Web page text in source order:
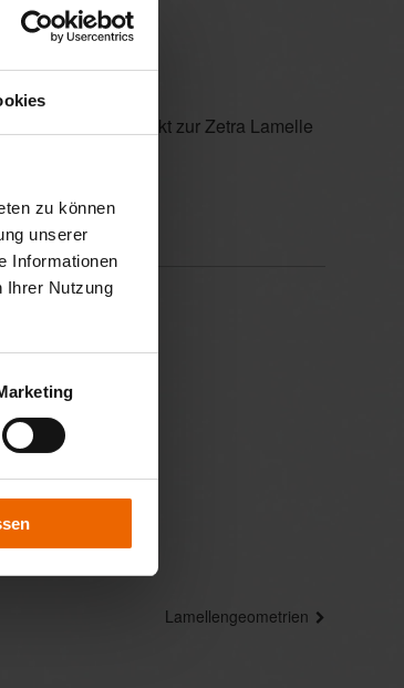
zu können
unserer
Informationen
Ihrer Nutzung
optisch perfekt zur Zetra Lamelle
Lamellengeometrien